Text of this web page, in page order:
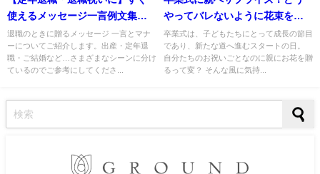
使えるメッセージ一言例文集・
マナー
退職のときに贈るメッセージ 一言とマナ
ーについてご紹介します。出産・定年退
職・ご結婚など…さまざまなシーンに分け
ているのでご参考にしてくださ...
やってバレないように花束を贈
る？
卒業式は、子どもたちにとって成長の節目
であり、新たな道へ進むスタートの日。
自分たちのお祝いごとなのに親にお花を贈
るって変？ そんな風に気持...